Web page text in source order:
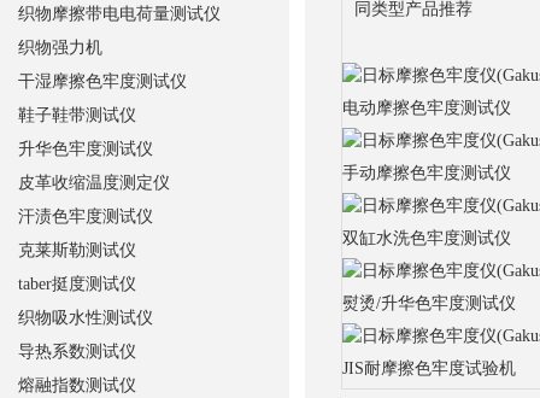
同类型产品推荐
电动摩擦色牢度测试仪
手动摩擦色牢度测试仪
双缸水洗色牢度测试仪
熨烫/升华色牢度测试仪
JIS耐摩擦色牢度试验机
织物摩擦带电电荷量测试仪
织物强力机
干湿摩擦色牢度测试仪
鞋子鞋带测试仪
升华色牢度测试仪
皮革收缩温度测定仪
汗渍色牢度测试仪
克莱斯勒测试仪
taber挺度测试仪
织物吸水性测试仪
导热系数测试仪
熔融指数测试仪